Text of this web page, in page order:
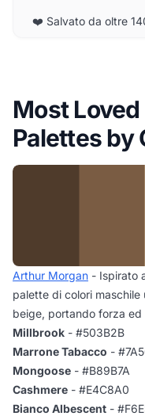
❤️ Salvato da oltre
Most
Palettes by
Arthur Morgan - Ispirato
palette di colori
beige, portando forza ed
Millbrook - #503B2B
Marrone Tabacco -
Mongoose - #B89B7A
Cashmere - #E4C8A0
Bianco Albescent -